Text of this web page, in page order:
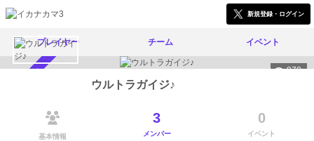
新規登録・ログイン
プレイヤー チーム イベント
970
ウルトラガイジ♪
基本情報
3
メンバー
0
イベント